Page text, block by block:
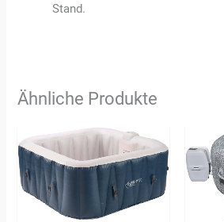
Stand.
Ähnliche Produkte